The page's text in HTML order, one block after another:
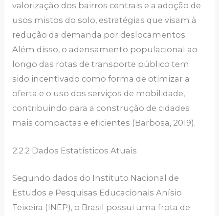
valorização dos bairros centrais e a adoção de
usos mistos do solo, estratégias que visam à
redução da demanda por deslocamentos.
Além disso, o adensamento populacional ao
longo das rotas de transporte público tem
sido incentivado como forma de otimizar a
oferta e o uso dos serviços de mobilidade,
contribuindo para a construção de cidades
mais compactas e eficientes (Barbosa, 2019).
2.2.2 Dados Estatísticos Atuais
Segundo dados do Instituto Nacional de
Estudos e Pesquisas Educacionais Anísio
Teixeira (INEP), o Brasil possui uma frota de